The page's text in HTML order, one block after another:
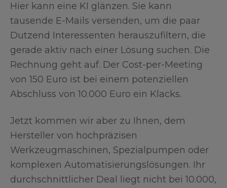
Hier kann eine KI glänzen. Sie kann
tausende E-Mails versenden, um die paar
Dutzend Interessenten herauszufiltern, die
gerade aktiv nach einer Lösung suchen. Die
Rechnung geht auf. Der Cost-per-Meeting
von 150 Euro ist bei einem potenziellen
Abschluss von 10.000 Euro ein Klacks.
Jetzt kommen wir aber zu Ihnen, dem
Hersteller von hochpräzisen
Werkzeugmaschinen, Spezialpumpen oder
komplexen Automatisierungslösungen. Ihr
durchschnittlicher Deal liegt nicht bei 10.000,